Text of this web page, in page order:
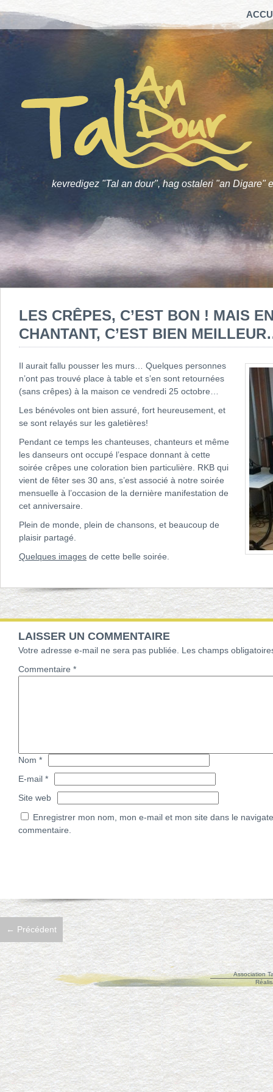
kevredigez "Tal an dour", hag ostaleri "an Digare"
LES CRÊPES, C’EST BON ! MAIS
CHANTANT, C’EST BIEN
Il aurait fallu pousser les murs… Quelques personnes
n’ont pas trouvé place à table et s’en sont retournées
(sans crêpes) à la maison ce vendredi 25 octobre…
Les bénévoles ont bien assuré, fort heureusement, et
se sont relayés sur les galetières!
Pendant ce temps les chanteuses, chanteurs et même
les danseurs ont occupé l’espace donnant à cette
soirée crêpes une coloration bien particulière. RKB qui
vient de fêter ses 30 ans, s’est associé à notre soirée
mensuelle à l’occasion de la dernière manifestation de
cet anniversaire.
Plein de monde, plein de chansons, et beaucoup de
plaisir partagé.
Quelques images de cette belle soirée.
LAISSER UN COMMENTAIRE
Votre adresse e-mail ne sera pas publiée.
Les champs
Commentaire *
Nom *
E-mail *
Site web
Enregistrer mon nom, mon e-mail et mon site dans le
commentaire.
← Précédent
Association